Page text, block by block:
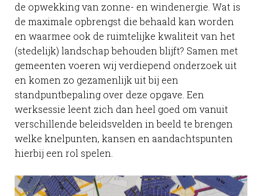
de opwekking van zonne- en windenergie. Wat is
de maximale opbrengst die behaald kan worden
en waarmee ook de ruimtelijke kwaliteit van het
(stedelijk) landschap behouden blijft? Samen met
gemeenten voeren wij verdiepend onderzoek uit
en komen zo gezamenlijk uit bij een
standpuntbepaling over deze opgave. Een
werksessie leent zich dan heel goed om vanuit
verschillende beleidsvelden in beeld te brengen
welke knelpunten, kansen en aandachtspunten
hierbij een rol spelen.